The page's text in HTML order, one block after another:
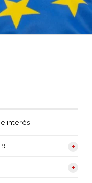
interés